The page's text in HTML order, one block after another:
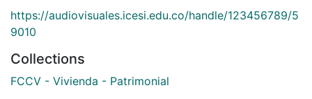
https://audiovisuales.icesi.edu.co/handle/123456789/5
9010
Collections
FCCV - Vivienda - Patrimonial